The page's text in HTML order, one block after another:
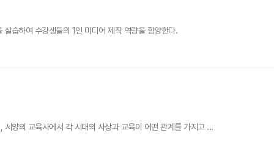
습하여 수강생들의 1인 미디어 제작 역량을 함양한다.
양의 교육사에서 각 시대의 사상과 교육이 어떤 관계를 가지고 ...